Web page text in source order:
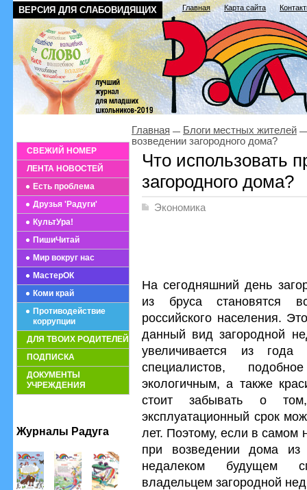
ВЕРСИЯ ДЛЯ СЛАБОВИДЯЩИХ Главная Карта сайта
СВЕЖИЙ НОМЕР
ЛЕНТА НОВОСТЕЙ
Есть проблема
Друзья 'Радуги'
КультУра!
ПишиЧитай
Мир вокруг нас
МастерОК
Коми край
Противодействие
коррупции
ДЛЯ ТВОИХ РОДИТЕЛЕЙ
ПОДПИСКА
ДОКУМЕНТЫ
УЧРЕЖДЕНИЯ
Журналы Радуга
Главная
Блоги местных жителей
возведении загородного дома?
Что использовать
загородного дома?
Экономика
На сегодняшний день
из бруса становятся
российского населения.
данный вид загородной
увеличивается из
специалистов,
экологичным, а также
стоит забывать о
эксплуатационный срок
лет. Поэтому, если в самом
при возведении дома из
недалеком будущем
владельцем загородной